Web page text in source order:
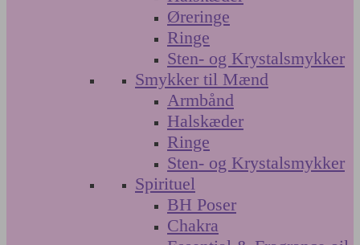
Øreringe
Ringe
Sten- og Krystalsmykker
Smykker til Mænd
Armbånd
Halskæder
Ringe
Sten- og Krystalsmykker
Spirituel
BH Poser
Chakra